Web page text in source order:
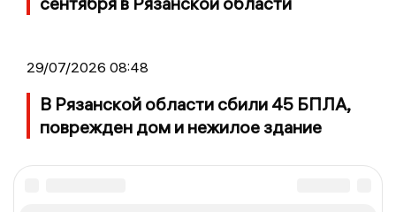
29/07/2026 08:48
В Рязанской области сбили 45 БПЛА,
поврежден дом и нежилое здание